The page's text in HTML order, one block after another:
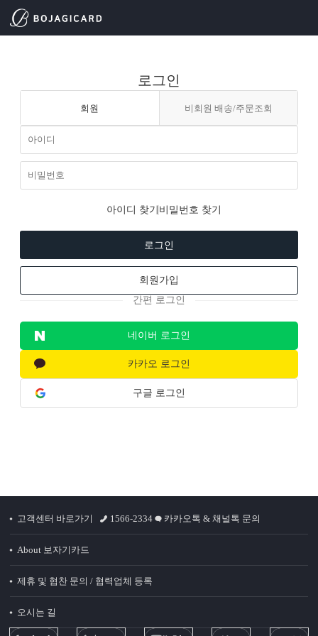
로그인
회원 비회원 배송/주문조회
아이디 찾기 비밀번호 찾기
로그인
회원가입
간편 로그인
네이버 로그인
카카오 로그인
구글 로그인
고객센터 바로가기 1566-2334 카카오톡 & 채널톡 문의
About 보자기카드
제휴 및 협찬 문의 / 협력업체 등록
오시는 길